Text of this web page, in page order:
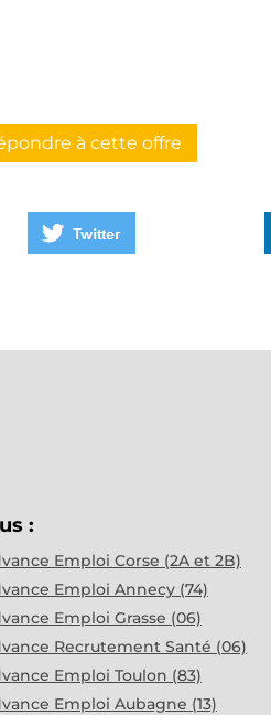
à cette offre
:
Emploi Corse (2A et 2B)
Emploi Annecy (74)
Emploi Grasse (06)
Recrutement Santé (06)
Emploi Toulon (83)
Emploi Aubagne (13)